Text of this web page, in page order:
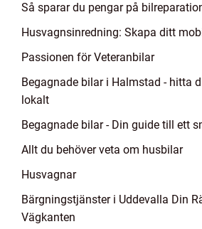
Så sparar du pengar på
Husvagnsinredning: Skapa ditt
Passionen för Veteranbilar
Begagnade bilar i Halmstad - hitta
lokalt
Begagnade bilar - Din guide till ett
Allt du behöver veta om husbilar
Husvagnar
Bärgningstjänster i Uddevalla Din
Vägkanten